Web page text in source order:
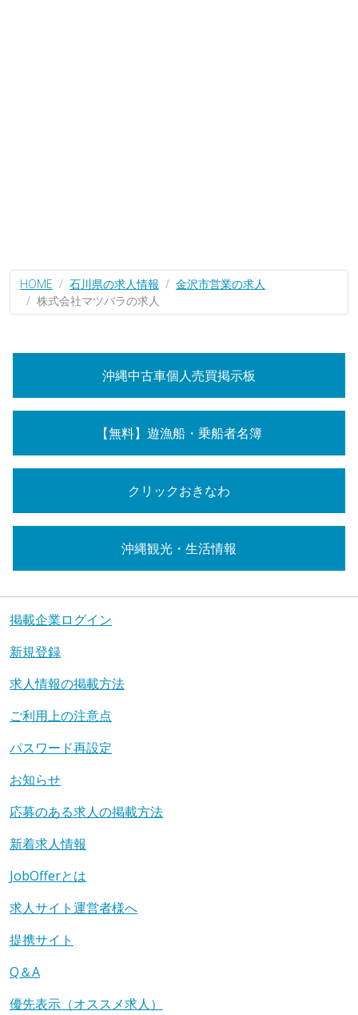
HOME 石川県の求人情報
金沢市営業の求人
株式会社マツバラの求人
沖縄中古車個人売買掲示板
【無料】遊漁船・乗船者名簿
クリックおきなわ
沖縄観光・生活情報
掲載企業ログイン
新規登録
求人情報の掲載方法
ご利用上の注意点
パスワード再設定
お知らせ
応募のある求人の掲載方法
新着求人情報
JobOfferとは
求人サイト運営者様へ
提携サイト
Q＆A
優先表示（オススメ求人）